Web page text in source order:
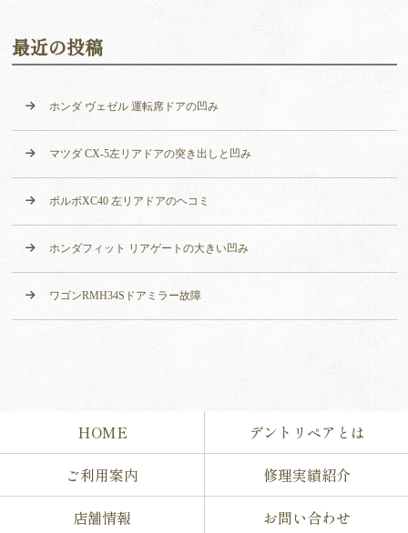
最近の投稿
ホンダ ヴェゼル 運転席ドアの凹み
マツダ CX-5左リアドアの突き出しと凹み
ボルボXC40 左リアドアのヘコミ
ホンダフィット リアゲートの大きい凹み
ワゴンRMH34Sドアミラー故障
HOME
デントリペアとは
ご利用案内
修理実績紹介
店舗情報
お問い合わせ